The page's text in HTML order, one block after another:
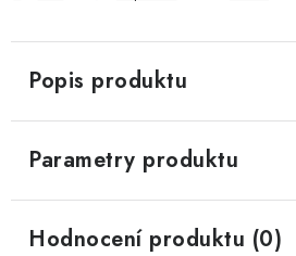
Popis produktu
Parametry produktu
Hodnocení produktu (0)